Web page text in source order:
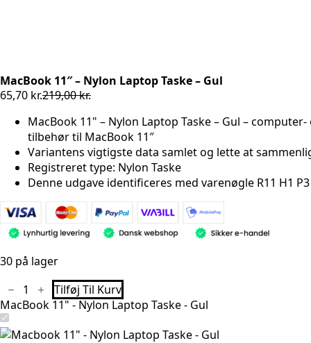
MacBook 11″ – Nylon Laptop Taske – Gul
219,00kr.
Den
oprindelige
var:
219,00 kr..
65,70 kr.
Den
aktuelle
65,70 kr..
MacBook 11" – Nylon Laptop Taske – Gul –
tilbehør til MacBook 11″
Variantens vigtigste data samlet og lette at
Registreret type: Nylon Taske
Denne udgave identificeres med varenøgle R11 H1 P3
30 på lager
MacBook
11"
-
Nylon
Laptop
Tilføj Til Kurv
MacBook 11" - Nylon Laptop Taske - Gul